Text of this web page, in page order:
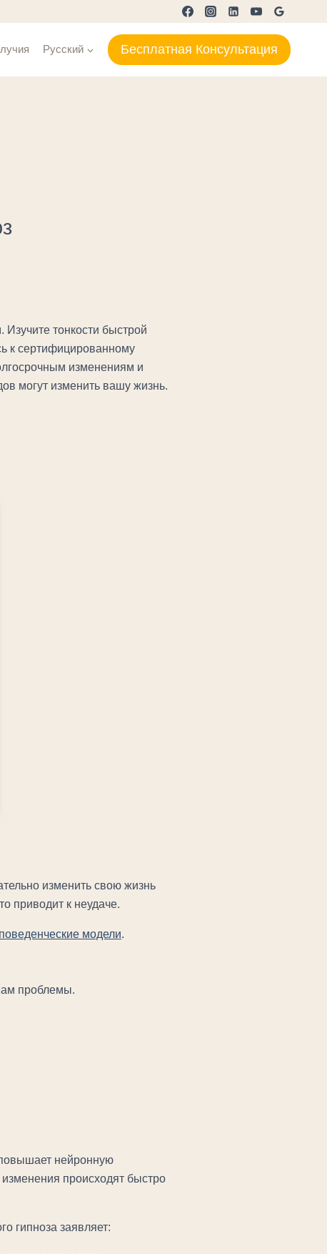
Русский Бесплатная Консультация
тонкости быстрой
к сертифицированному
изменениям и
могут изменить вашу жизнь.
изменить свою жизнь
приводит к неудаче.
модели.
проблемы.
повышает нейронную
изменения происходят быстро
гипноза заявляет: